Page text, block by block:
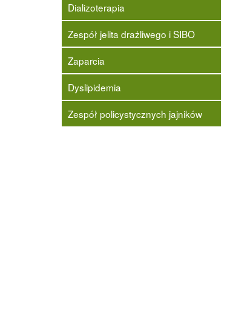
Dializoterapia
Zespół jelita drażliwego i SIBO
Zaparcia
Dyslipidemia
Zespół policystycznych jajników